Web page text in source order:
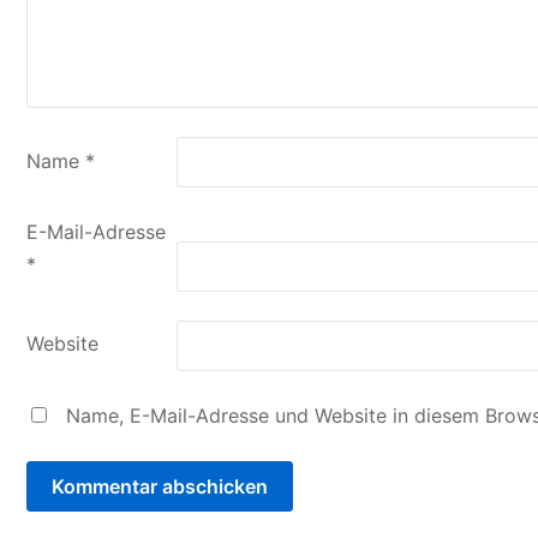
Name *
E-Mail-Adresse
*
Website
Name, E-Mail-Adresse und Website in diesem